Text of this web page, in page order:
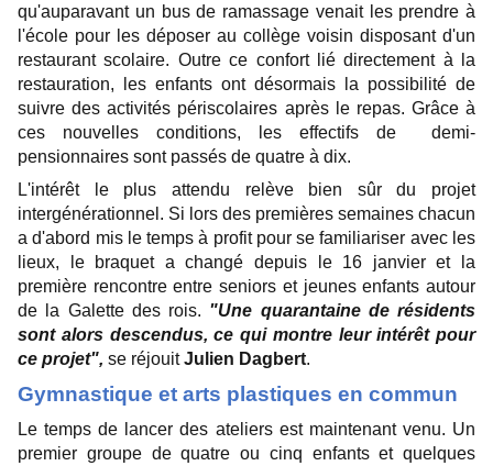
qu'auparavant un bus de ramassage venait les prendre à
l'école pour les déposer au collège voisin disposant d'un
restaurant scolaire. Outre ce confort lié directement à la
restauration, les enfants ont désormais la possibilité de
suivre des activités périscolaires après le repas. Grâce à
ces nouvelles conditions, les effectifs de demi-
pensionnaires sont passés de quatre à dix.
L'intérêt le plus attendu relève bien sûr du projet
intergénérationnel. Si lors des premières semaines chacun
a d'abord mis le temps à profit pour se familiariser avec les
lieux, le braquet a changé depuis le 16 janvier et la
première rencontre entre seniors et jeunes enfants autour
de la Galette des rois. "Une quarantaine de résidents
sont alors descendus, ce qui montre leur intérêt pour
ce projet", se réjouitJulien Dagbert.
Gymnastique et arts plastiques en commun
Le temps de lancer des ateliers est maintenant venu. Un
premier groupe de quatre ou cinq enfants et quelques